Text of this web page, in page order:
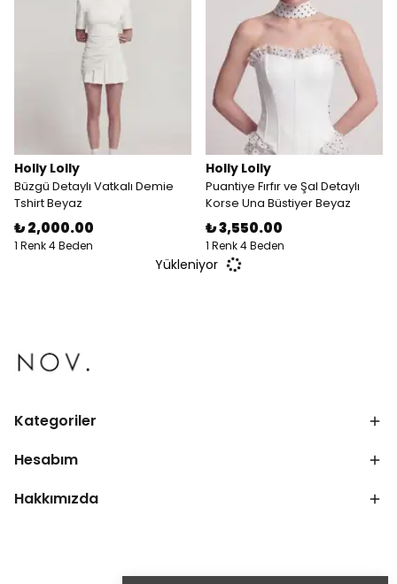
Holly Lolly
Büzgü Detaylı Vatkalı Demie
Tshirt Beyaz
₺ 2,000.00
1 Renk 4 Beden
Holly Lolly
Puantiye Fırfır ve Şal Detaylı
Korse Una Büstiyer Beyaz
₺ 3,550.00
1 Renk 4 Beden
Yükleniyor
Kategoriler
Hesabım
Hakkımızda